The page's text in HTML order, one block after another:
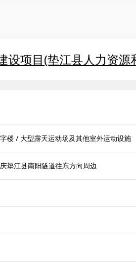
设项目(垫江县人力资源
楼 / 大型露天运动场及其他室外运动设施
垫江县南阳隧道往东方向周边